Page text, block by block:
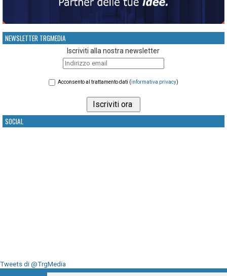
NEWSLETTER TRGMEDIA
Iscriviti alla nostra newsletter
Acconsento al trattamento dati (informativa privacy)
SOCIAL
Tweets di @TrgMedia